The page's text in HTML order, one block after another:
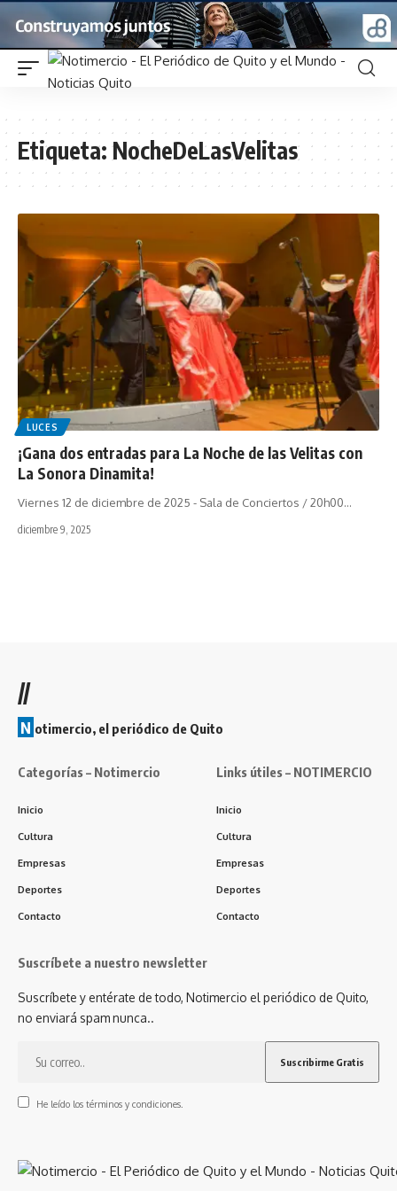
Etiqueta:NocheDeLasVelitas
LUCES
¡Gana dos entradas para La Noche de las Velitas con
La Sonora Dinamita!
Viernes 12 de diciembre de 2025 - Sala de Conciertos / 20h00…
diciembre 9, 2025
//
N otimercio, el periódico de Quito
Categorías – Notimercio
Inicio
Cultura
Empresas
Deportes
Contacto
Links útiles – NOTIMERCIO
Inicio
Cultura
Empresas
Deportes
Contacto
Suscríbete a nuestro newsletter
Suscríbete y entérate de todo, Notimercio el periódico de Quito,
no enviará spam nunca..
He leído los términos y condiciones.